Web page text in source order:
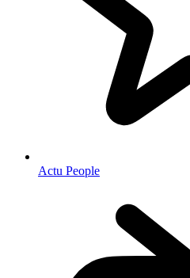
Actu People